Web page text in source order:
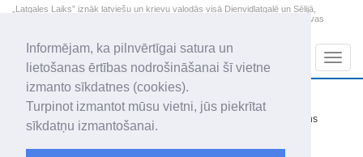
Informējam, ka pilnvērtīgai satura un
lietošanas ērtības nodrošināšanai šī vietne
izmanto sīkdatnes (cookies).
Turpinot izmantot mūsu vietni, jūs piekrītat
sīkdatņu izmantošanai.
„Latgales Laiks” iznāk latviešu un krievu valodās visā Dienvidlatgalē un Sēlijā,
„Latgales Laiks” latviešu valodā aptver Daugavpils valstspilsētu, Augšdaugavas
2026. gada 8. augusts
Sestdiena
Mudīte, Vladislava, Vladislavs
+15.5
nedaudz mākoņains